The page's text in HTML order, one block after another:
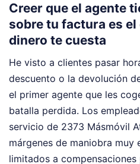
Creer que el agente
sobre tu factura es el
dinero te cuesta
He visto a clientes pasar
descuento o la devolución
el primer agente que les
batalla perdida. Los
servicio de 2373 Másmóvil
márgenes de maniobra muy
limitados a compensaciones